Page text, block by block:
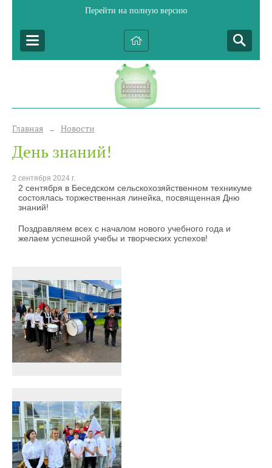
Перейти на полную версию
Главная → Новости
День знаний!
2 сентября 2024 г.
2 сентября в Беседском сельскохозяйственном техникуме
состоялась торжественная линейка, посвященная Дню
знаний!
Поздравляем всех с началом нового учебного года и
желаем успешной учебы и творческих успехов!